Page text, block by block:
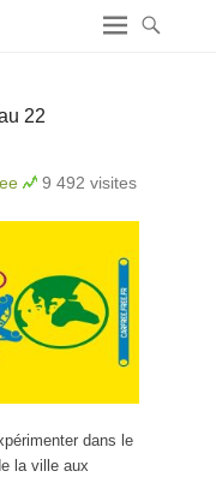
22
9 492 visites
dans le
la ville aux